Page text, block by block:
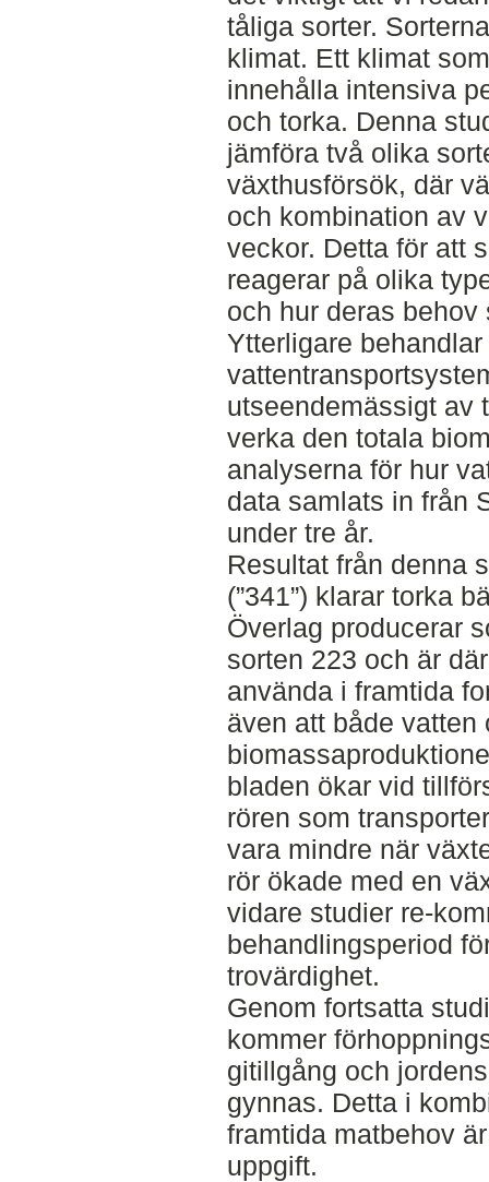
tåliga sorter.
klimat. Ett klimat
innehålla intensiva
och torka. Denna
jämföra två olika
växthusförsök, där
och kombination av
veckor. Detta för att
reagerar på olika
och hur deras
Ytterligare
utseendemässigt av
verka den totala
analyserna för hur
data samlats in från
under tre år.
Resultat från denna
(”341”) klarar torka
Överlag producerar
sorten 223 och är
använda i framtida
även att både
bladen ökar vid
rören som
vara mindre när
rör ökade med en
vidare studier re-
behandlingsperiod
trovärdighet.
Genom fortsatta
kommer
gitillgång och
gynnas. Detta i
framtida matbehov
uppgift.